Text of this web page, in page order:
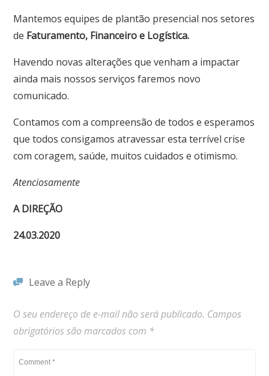
Mantemos equipes de plantão presencial nos setores
de Faturamento, Financeiro e Logística.
Havendo novas alterações que venham a impactar
ainda mais nossos serviços faremos novo
comunicado.
Contamos com a compreensão de todos e esperamos
que todos consigamos atravessar esta terrível crise
com coragem, saúde, muitos cuidados e otimismo.
Atenciosamente
A DIREÇÃO
24.03.2020
Leave a Reply
O seu endereço de e-mail não será publicado. Campos
obrigatórios são marcados com *